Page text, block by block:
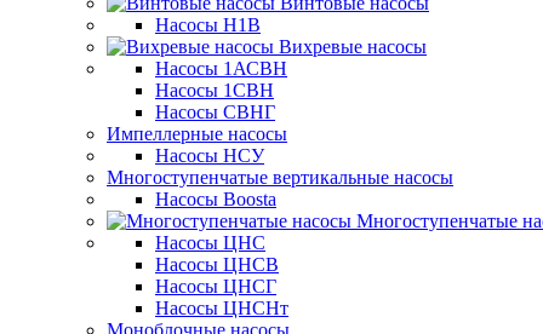
Насосы Н1В
Вихревые насосы
Насосы 1АСВН
Насосы 1СВН
Насосы СВНГ
Импеллерные насосы
Насосы НСУ
Многоступенчатые вертикальные насосы
Насосы Boosta
Многоступенчатые
Насосы ЦНС
Насосы ЦНСВ
Насосы ЦНСГ
Насосы ЦНСНт
Моноблочные насосы